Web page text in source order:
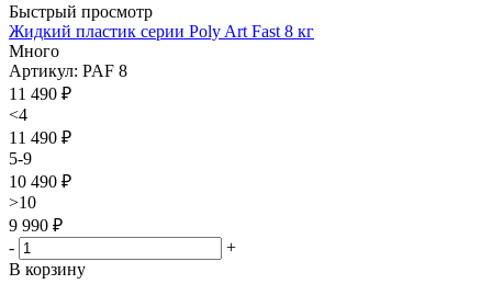
Быстрый просмотр
Жидкий пластик серии Poly Art Fast 8 кг
Много
Артикул: PAF 8
11 490 ₽
<4
11 490 ₽
5-9
10 490 ₽
>10
9 990 ₽
-
+
В корзину